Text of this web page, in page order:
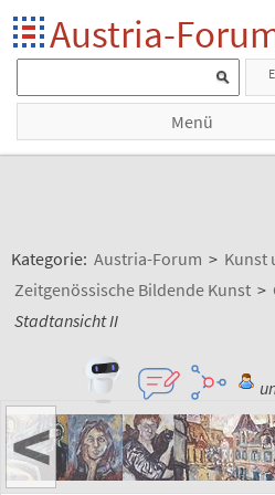
Austria-
Menü
Kategorie: Austria-Forum > Kunst
Zeitgenössische Bildende Kunst >
Stadtansicht II
<